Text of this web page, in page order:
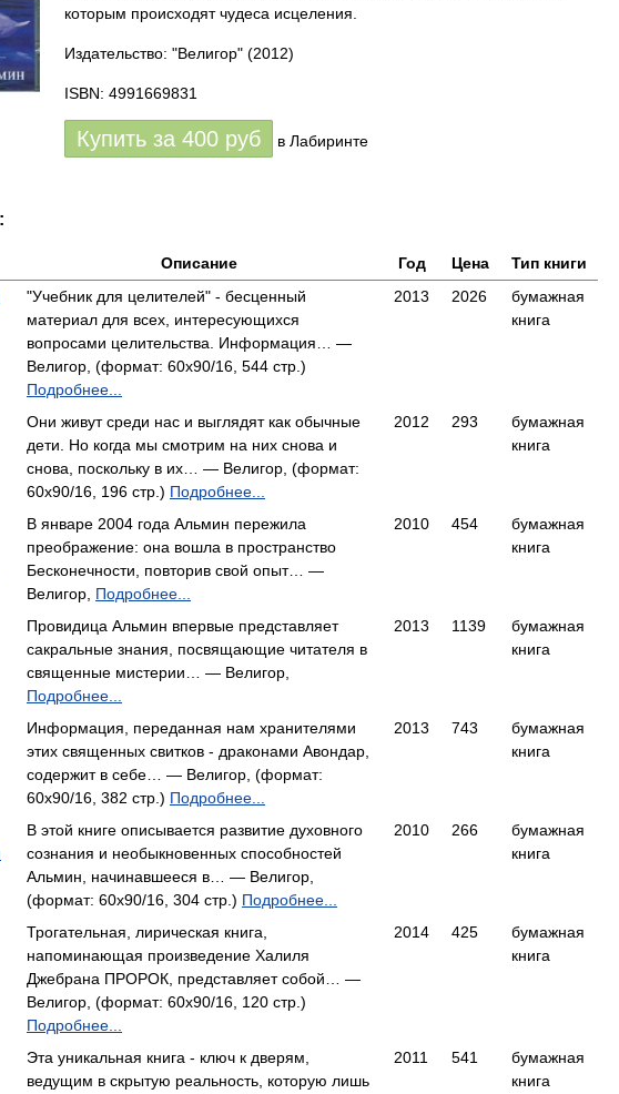
которым происходят чудеса исцеления.
Издательство: "Велигор" (2012)
ISBN: 4991669831
Купить за 400 руб в Лабиринте
Описание Год Цена
Тип книги
"Учебник для целителей" - бесценный
материал для всех, интересующихся
вопросами целительства. Информация… —
Велигор, (формат: 60x90/16, 544 стр.)
Подробнее...
2013 2026
бумажная
книга
Они живут среди нас и выглядят как обычные
дети. Но когда мы смотрим на них снова и
снова, поскольку в их… — Велигор, (формат:
60x90/16, 196 стр.) Подробнее...
2012 293
бумажная
книга
В январе 2004 года Альмин пережила
преображение: она вошла в пространство
Бесконечности, повторив свой опыт… —
Велигор, Подробнее...
2010 454
бумажная
книга
Провидица Альмин впервые представляет
сакральные знания, посвящающие читателя в
священные мистерии… — Велигор,
Подробнее...
2013 1139
бумажная
книга
Информация, переданная нам хранителями
этих священных свитков - драконами Авондар,
содержит в себе… — Велигор, (формат:
60x90/16, 382 стр.) Подробнее...
2013 743
бумажная
книга
В этой книге описывается развитие духовного
сознания и необыкновенных способностей
Альмин, начинавшееся в… — Велигор,
(формат: 60x90/16, 304 стр.) Подробнее...
2010 266
бумажная
книга
Трогательная, лирическая книга,
напоминающая произведение Халиля
Джебрана ПРОРОК, представляет собой… —
Велигор, (формат: 60x90/16, 120 стр.)
Подробнее...
2014 425
бумажная
книга
Эта уникальная книга - ключ к дверям,
ведущим в скрытую реальность, которую лишь
2011 541
бумажная
книга